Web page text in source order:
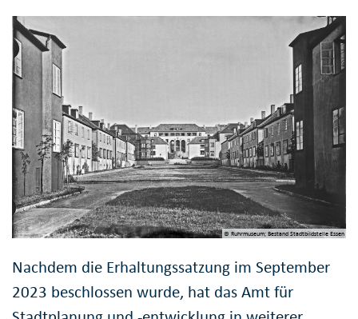
© Ruhrmuseum; Bestand Stadtbildstelle Essen
Nachdem die Erhaltungssatzung im September
2023 beschlossen wurde, hat das Amt für